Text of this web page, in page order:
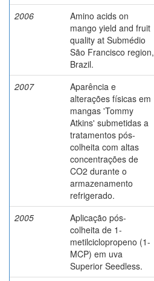
2006
Amino acids on
mango yield and fruit
quality at Submédio
São Francisco region,
Brazil.
2007
Aparência e
alterações físicas em
mangas 'Tommy
Atkins' submetidas a
tratamentos pós-
colheita com altas
concentrações de
CO2 durante o
armazenamento
refrigerado.
2005
Aplicação pós-
colheita de 1-
metilciclopropeno (1-
MCP) em uva
Superior Seedless.